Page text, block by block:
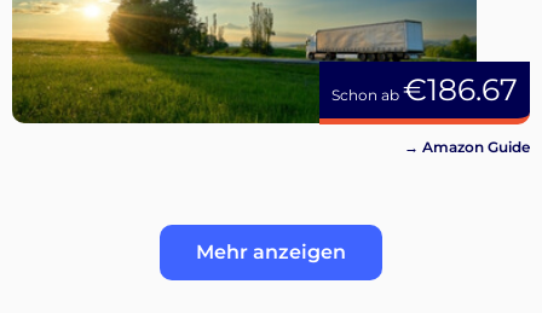
Schon ab €186.67
→ Amazon Guide
Mehr anzeigen